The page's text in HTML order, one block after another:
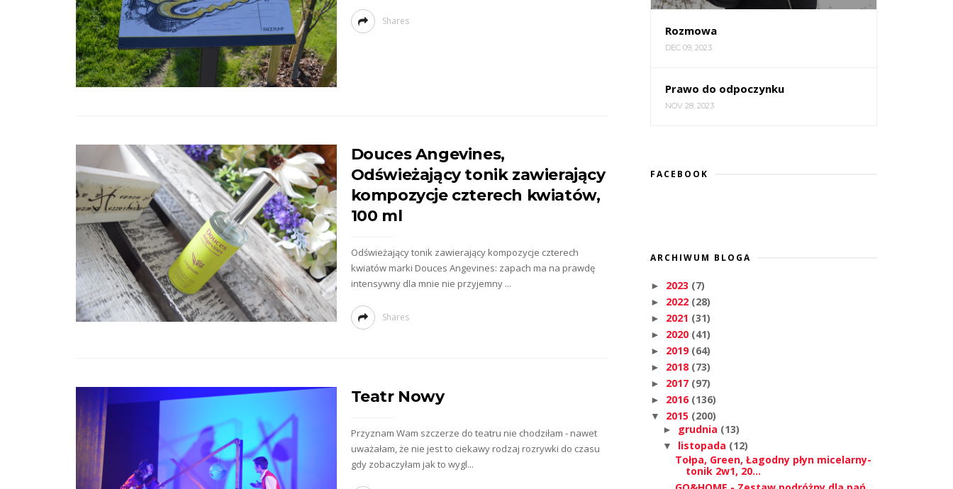
Shares
Douces Angevines,
Odświeżający tonik zawierający
kompozycje czterech kwiatów,
100 ml
Odświeżający tonik zawierający kompozycje czterech
kwiatów marki Douces Angevines: zapach ma na prawdę
intensywny dla mnie nie przyjemny ...
Shares
Teatr Nowy
Przyznam Wam szczerze do teatru nie chodziłam - nawet
uważałam, że nie jest to ciekawy rodzaj rozrywki do czasu
gdy zobaczyłam jak to wygl...
Rozmowa
DEC 09, 2023
Prawo do odpoczynku
NOV 28, 2023
FACEBOOK
ARCHIWUM BLOGA
► 2023 (7)
► 2022 (28)
► 2021 (31)
► 2020 (41)
► 2019 (64)
► 2018 (73)
► 2017 (97)
► 2016 (136)
▼ 2015 (200)
► grudnia (13)
▼ listopada (12)
Tołpa, Green, Łagodny płyn micelarny-
tonik 2w1, 20...